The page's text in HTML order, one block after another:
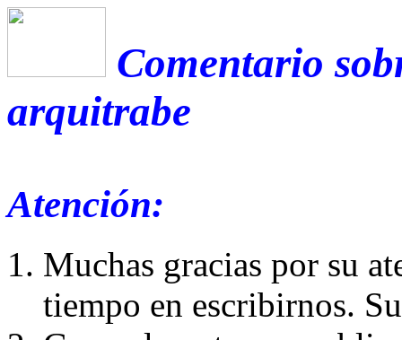
Comentario
arquitrabe
Atención:
Muchas gracias por su
tiempo en escribirnos.